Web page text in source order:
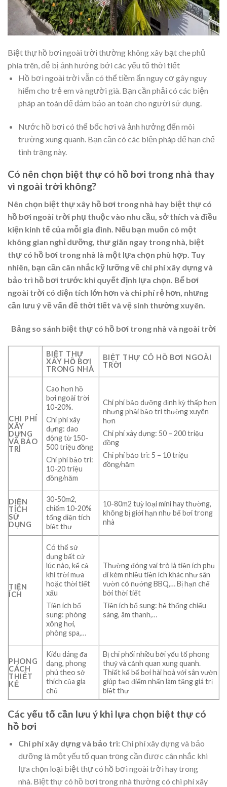
Biệt thự hồ bơi ngoài trời thường không xây bạt che phủ
phía trên, dễ bị ảnh hưởng bởi các yếu tố thời tiết
Hồ bơi ngoài trời vẫn có thể tiềm ẩn nguy cơ gây nguy
hiểm cho trẻ em và người già. Bạn cần phải có các biện
pháp an toàn để đảm bảo an toàn cho người sử dụng.
Nước hồ bơi có thể bốc hơi và ảnh hưởng đến môi
trường xung quanh. Bạn cần có các biện pháp để hạn chế
tình trạng này.
Có nên chọn biệt thự có hồ bơi trong nhà thay
vì ngoài trời không?
Nên chọn biệt thự xây hồ bơi trong nhà hay biệt thự có
hồ bơi ngoài trời phụ thuộc vào nhu cầu, sở thích và điều
kiện kinh tế của mỗi gia đình. Nếu bạn muốn có một
không gian nghỉ dưỡng, thư giãn ngay trong nhà, biệt
thự có hồ bơi trong nhà là một lựa chọn phù hợp. Tuy
nhiên, bạn cần cân nhắc kỹ lưỡng về chi phí xây dựng và
bảo trì hồ bơi trước khi quyết định lựa chọn. Bể bơi
ngoài trời có diện tích lớn hơn và chi phí rẻ hơn, nhưng
cần lưu ý về vấn đề thời tiết và vệ sinh thường xuyên.
Bảng so sánh biệt thự có hồ bơi trong nhà và ngoài trời
BIỆT THỰ
XÂY HỒ BƠI
TRONG NHÀ
BIỆT THỰ CÓ HỒ BƠI NGOÀI
TRỜI
CHI PHÍ
XÂY
DỰNG
VÀ BẢO
TRÌ
Cao hơn hồ
bơi ngoài trời
10-20%.
Chi phí xây
dựng: dao
động từ 150-
500 triệu đồng
Chi phí bảo trì:
10-20 triệu
đồng/năm
Chi phí bảo dưỡng định kỳ thấp hơn
nhưng phải bảo trì thường xuyên
hơn
Chi phí xây dựng: 50 – 200 triệu
đồng
Chi phí bảo trì: 5 – 10 triệu
đồng/năm
DIỆN
TÍCH
SỬ
DỤNG
30-50m2,
chiếm 10-20%
tổng diện tích
biệt thự
10-80m2 tuỳ loại mini hay thường,
không bị giới hạn như bể bơi trong
nhà
TIỆN
ÍCH
Có thể sử
dụng bất cứ
lúc nào, kể cả
khi trời mưa
hoặc thời tiết
xấu
Tiện ích bổ
sung: phòng
xông hơi,
phòng spa,…
Thường đóng vai trò là tiện ích phụ
đi kèm nhiều tiện ích khác như sân
vườn có nướng BBQ,… Bị hạn chế
bởi thời tiết
Tiện ích bổ sung: hệ thống chiếu
sáng, âm thanh,…
PHONG
CÁCH
THIẾT
KẾ
Kiểu dáng đa
dạng, phong
phú theo sở
thích của gia
chủ
Bị chi phối nhiều bởi yếu tố phong
thuỷ và cảnh quan xung quanh.
Thiết kế bể bơi hài hoà với sân vườn
giúp tạo điểm nhấn làm tăng giá trị
biệt thự
Các yếu tố cần lưu ý khi lựa chọn biệt thự có
hồ bơi
Chi phí xây dựng và bảo trì:Chi phí xây dựng và bảo
dưỡng là một yếu tố quan trọng cần được cân nhắc khi
lựa chọn loại biệt thự có hồ bơi ngoài trời hay trong
nhà. Biệt thự có hồ bơi trong nhà thường có chi phí xây